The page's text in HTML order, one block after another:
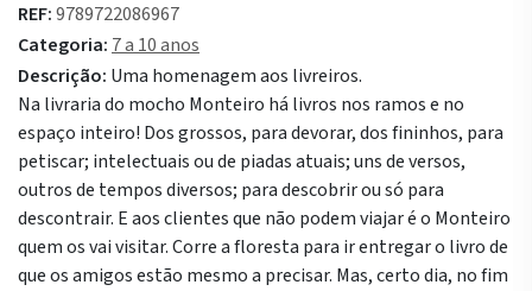
Aventureiro
de
Monteiro,
o
Livreiro
REF:9789722086967
Categoria:7 a 10 anos
Descrição: Uma homenagem aos livreiros.
Na livraria do mocho Monteiro há livros nos ramos e no
espaço inteiro! Dos grossos, para devorar, dos fininhos, para
petiscar; intelectuais ou de piadas atuais; uns de versos,
outros de tempos diversos; para descobrir ou só para
descontrair. E aos clientes que não podem viajar é o Monteiro
quem os vai visitar. Corre a floresta para ir entregar o livro de
que os amigos estão mesmo a precisar. Mas, certo dia, no fim